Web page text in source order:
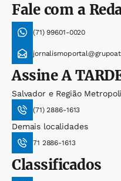
Fale com a
(71) 99601-0020
AssineA
Salvador e Região
(71) 2886-1613
Demais localidades
71 2886-1613
Classificados